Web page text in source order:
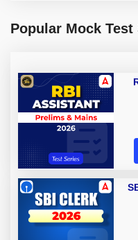
Popular Mock Test